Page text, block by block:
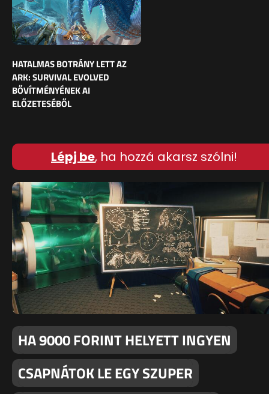
HATALMAS BOTRÁNY LETT AZ
ARK: SURVIVAL EVOLVED
BŐVÍTMÉNYÉNEK AI
ELŐZETESÉBŐL
Lépj be, ha hozzá akarsz szólni!
HA 9000 FORINT HELYETT INGYEN
CSAPNÁTOK LE EGY SZUPER